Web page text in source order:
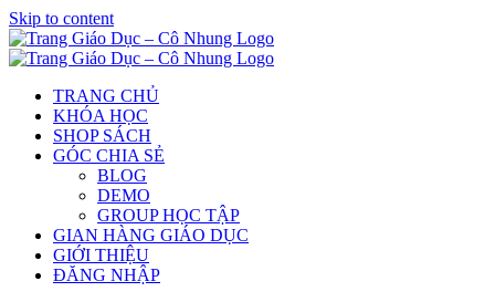
Skip to content
TRANG CHỦ
KHÓA HỌC
SHOP SÁCH
GÓC CHIA SẺ
BLOG
DEMO
GROUP HỌC TẬP
GIAN HÀNG GIÁO DỤC
GIỚI THIỆU
ĐĂNG NHẬP